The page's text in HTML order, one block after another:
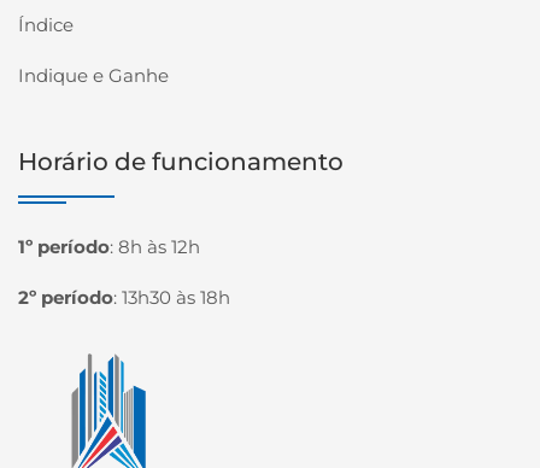
Índice
Indique e Ganhe
Horário de funcionamento
1º período: 8h às 12h
2º período: 13h30 às 18h
Página inicial